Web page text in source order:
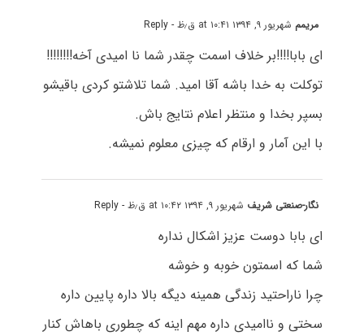
مریمم شهریور ۹, ۱۳۹۴ at ۱۰:۴۱ ق٫ظ - Reply
ای بابا!!!!بر خلاف اسمت چقدر شما نا امیدی آخه!!!!!!!!
توکلت به خدا باشه آقا امید. شما تلاشتو کردی باقیشو
بسپر بخدا و منتظر اعلام نتایج باش.
با این آمار و ارقام که چیزی معلوم نمیشه.
نگار-صنعتی شریف شهریور ۹, ۱۳۹۴ at ۱۰:۴۲ ق٫ظ - Reply
ای بابا دوست عزیز اشکال نداره
شما که اسمتون خوبه و خوشه
چرا ناراحتید زندگی همینه دیگه بالا داره پایین داره
سختی و ناامیدی داره مهم اینه که چطوری باهاش کنار